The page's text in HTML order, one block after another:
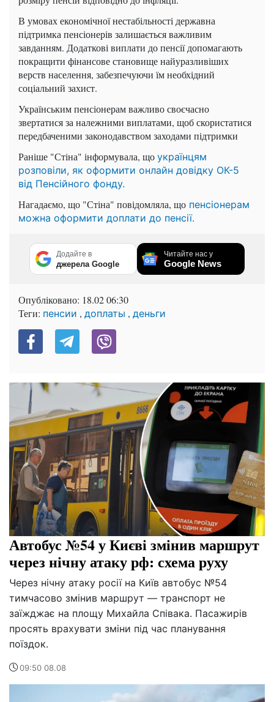
В умовах економічної нестабільності державна
підтримка пенсіонерів залишається важливим
завданням. Додаткові виплати до пенсії допомагають
покращити фінансове становище найуразливіших
верств населення, забезпечуючи їм необхідний
соціальний захист.
Українським пенсіонерам важливо своєчасно
звертатися за належними виплатами, щоб скористатися
передбаченими законодавством заходами підтримки
Раніше "Стіна" інформувала, що українцям
розповіли, як оформити онлайн довідку ОК-5
від Пенсійного фонду.
Нагадаємо, що "Стіна" повідомляла, що пенсіонерам
можна оформити доплати до пенсії.
Додайте в
джерела Google
Читайте нас у
Google News
Опубліковано: 18.02 06:30
Теги: пенсии , доплаты , деньги
Автобус №54 у Києві змінив маршрут
через нічну атаку рф: схема руху
Через нічну атаку росії на Київ автобус №54
тимчасово змінив маршрут — транспорт не
заїжджає на площу Михайла Співака. Пасажирів
просять врахувати зміни під час планування
поїздок.
09:50 08.08